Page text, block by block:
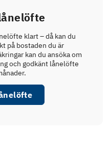
klart – då kan du
på bostaden du är
kan du ansöka om
och godkänt lånelöfte